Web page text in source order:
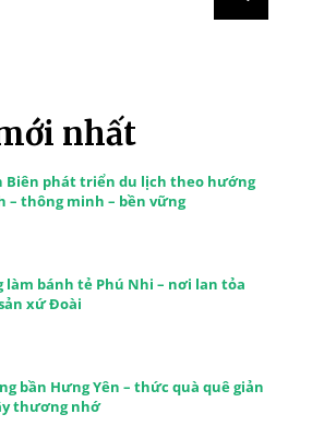
nhất
Biên phát triển du lịch theo hướng
– thông minh – bền vững
làm bánh tẻ Phú Nhi – nơi lan tỏa
xứ Đoài
bần Hưng Yên – thức quà quê giản
thương nhớ